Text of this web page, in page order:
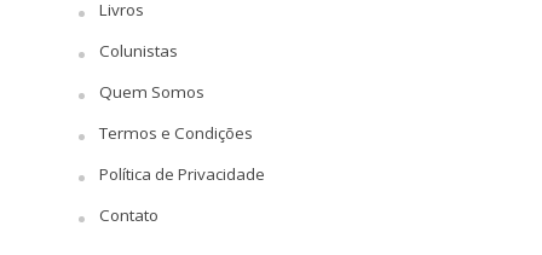
Livros
Colunistas
Quem Somos
Termos e Condições
Política de Privacidade
Contato